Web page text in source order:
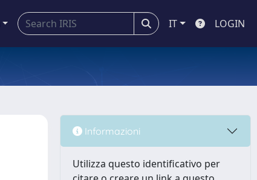
IT LOGIN
Informazioni
Utilizza questo identificativo per